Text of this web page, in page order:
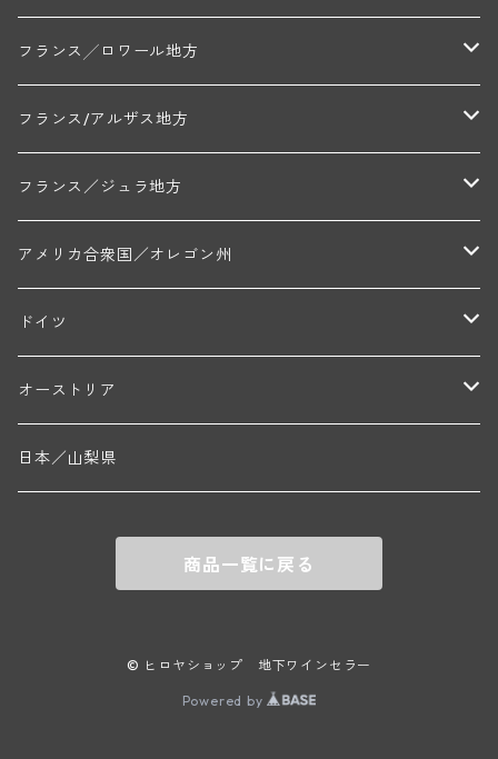
セラファン・ペール・エ・フィス(ジュヴレ・シャンベルタン)
エマニュエル・ルジェ(フラジェ・エシェゾー)
ニコラ・ルジェ(フラジェ・エシェゾー)
ドニ・モルテ(ジュヴレ・シャンベルタン)
フランソワーズ・ジャニアール(ペルナン・ヴェルジュレス)
マルキ・ダンジェルヴィル(ヴォルネー)
ドニ・ペール・エ・フィス(ペルナン・ヴェルジュレス)
コント・ラフォン(ムルソー)
フランソワ・ミクルスキ(ムルソー)
コート・シャロネーズ地区
ロワイエ(コート・デュ・クーショワ)
A&Pド・ヴィレーヌ(ブーズロン)
マコネ地区
マンシア・ポンセ(シャントレ)
ボージョレ地区
フランク・ジュイヤール(ジュリエナ)
ギイ・ブルトン(モルゴン)
ジャン・ルイ・シャーヴ・セレクション(エルミタージュ)
ル・ヴュー・ドンジョン(シャトーヌフ・デュ・パプ)
シャトー・ライヤ(シャトーヌフ・デュ・パプ)
ド・ロルチュ(ヴァルフローネ)
ヴァン・ド・ペイ・ド・レロー
ムーラン・ド・ガサック
アントル・ドゥー・メール地区
シャトー・レストリーユ
メドック地区
シャトー・ル・タンプル
フランス╱ロワール地方
ペイ・ナンテ地区
デ・オー・ペミオン(ムスカデ)
サントル・ニヴェルネ地区
ディディエ・ダグノー(プイィ・フュメ)
レジス・ミネ(プイィ・フュメ)
トゥーレーヌ地区
ド・ラ・ノブレ(シノン)
フランス/アルザス地方
ロリー・ガスマン
フランス／ジュラ地方
アルボワ
ペリカン
アメリカ合衆国／オレゴン州
ウィラメット・ヴァレー
ニコラ・ジェイ
ドイツ
ラインガウ
ゲオルグ・ブロイヤー
フランケン
オーストリア
テルメンレギオン
セップ・モーザ―
カンプタール
日本／山梨県
商品一覧に戻る
© ヒロヤショップ 地下ワインセラー
Powered by